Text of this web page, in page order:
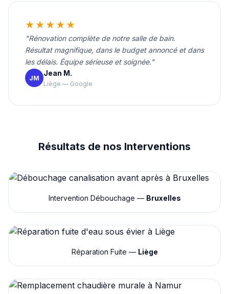
★★★★★
"Rénovation complète de notre salle de bain.
Résultat magnifique, dans le budget annoncé et dans
les délais. Équipe sérieuse et soignée."
JM
Jean M.
Liège — Google
Résultats de nos Interventions
Intervention Débouchage — Bruxelles
Réparation Fuite — Liège